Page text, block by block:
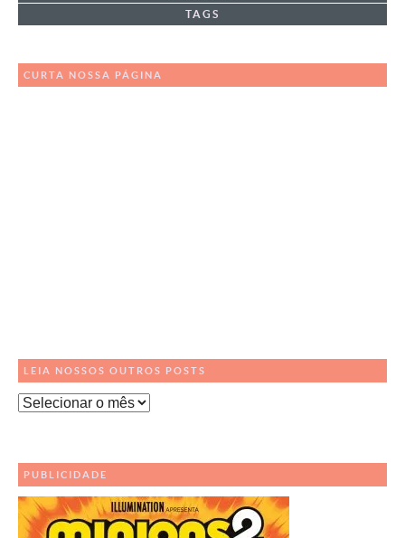
TAGS
CURTA NOSSA PÁGINA
LEIA NOSSOS OUTROS POSTS
Leia
Posts
PUBLICIDADE